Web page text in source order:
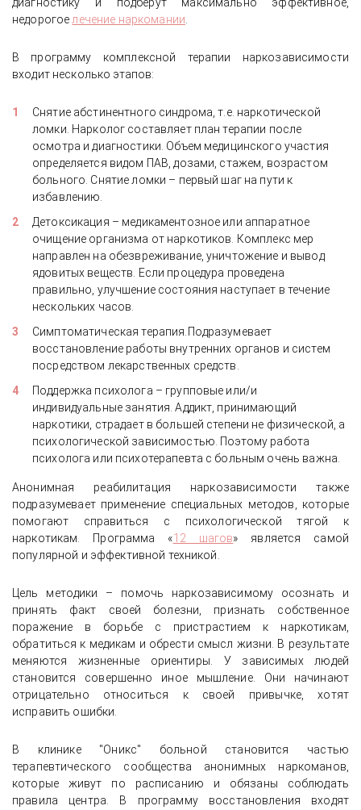
История лечения алкогольной
зависимости с прохождением
реабилитации и работой специалистов
с семьей
недорогое лечение наркомании
В программу комплексной терапии наркозависимости
входит несколько этапов:
Снятие абстинентного синдрома, т.е. наркотической
ломки. Нарколог составляет план терапии после
осмотра и диагностики. Объем медицинского участия
определяется видом ПАВ, дозами, стажем, возрастом
больного. Снятие ломки – первый шаг на пути к
избавлению.
Детоксикация – медикаментозное или аппаратное
очищение организма от наркотиков. Комплекс мер
направлен на обезвреживание, уничтожение и вывод
ядовитых веществ. Если процедура проведена
правильно, улучшение состояния наступает в течение
нескольких часов.
Симптоматическая терапия.Подразумевает
восстановление работы внутренних органов и систем
посредством лекарственных средств.
Поддержка психолога – групповые или/и
индивидуальные занятия. Аддикт, принимающий
наркотики, страдает в большей степени не физической, а
психологической зависимостью. Поэтому работа
психолога или психотерапевта с больным очень важна.
Анонимная реабилитация наркозависимости также
подразумевает применение специальных методов, которые
помогают справиться с психологической тягой к
наркотикам. Программа «12 шагов» является самой
популярной и эффективной техникой.
Цель методики – помочь наркозависимому осознать и
принять факт своей болезни, признать собственное
поражение в борьбе с пристрастием к наркотикам,
обратиться к медикам и обрести смысл жизни. В результате
меняются жизненные ориентиры. У зависимых людей
становится совершенно иное мышление. Они начинают
отрицательно относиться к своей привычке, хотят
исправить ошибки.
В клинике "Оникс" больной становится частью
терапевтического сообщества анонимных наркоманов,
которые живут по расписанию и обязаны соблюдать
правила центра. В программу восстановления входят